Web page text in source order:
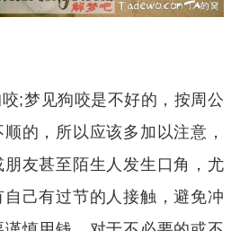
;梦见狗咬是不好的，按周公
的，所以应该多加以注意，
朋友甚至陌生人发生口角，尤
己有过节的人接触，避免冲